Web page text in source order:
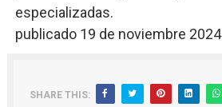
especializadas.
publicado 19 de noviembre 2024
SHARE THIS: